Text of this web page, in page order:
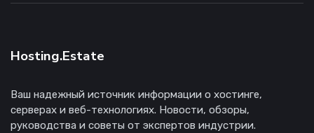
Hosting.Estate
Ваш надежный источник информации о хостинге,
серверах и веб-технологиях. Новости, обзоры,
руководства и советы от экспертов индустрии.